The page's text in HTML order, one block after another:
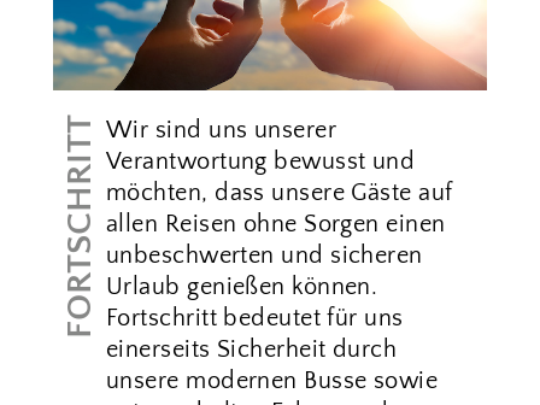
FORTSCHRITT Wir sind uns unserer
Verantwortung bewusst und
möchten, dass unsere Gäste auf
allen Reisen ohne Sorgen einen
unbeschwerten und sicheren
Urlaub genießen können.
Fortschritt bedeutet für uns
einerseits Sicherheit durch
unsere modernen Busse sowie